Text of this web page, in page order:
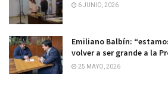
6 JUNIO, 2026
Emiliano Balbín:
volver a ser grande a la
25 MAYO, 2026